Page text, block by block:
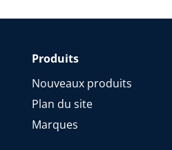
Produits
Nouveaux produits
Plan du site
Marques